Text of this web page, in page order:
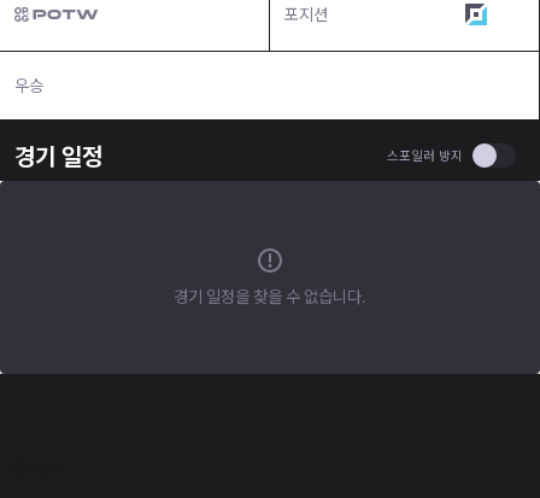
포지션
우승
경기 일정 스포일러 방지 Use
경기 일정을 찾을 수 없습니다.